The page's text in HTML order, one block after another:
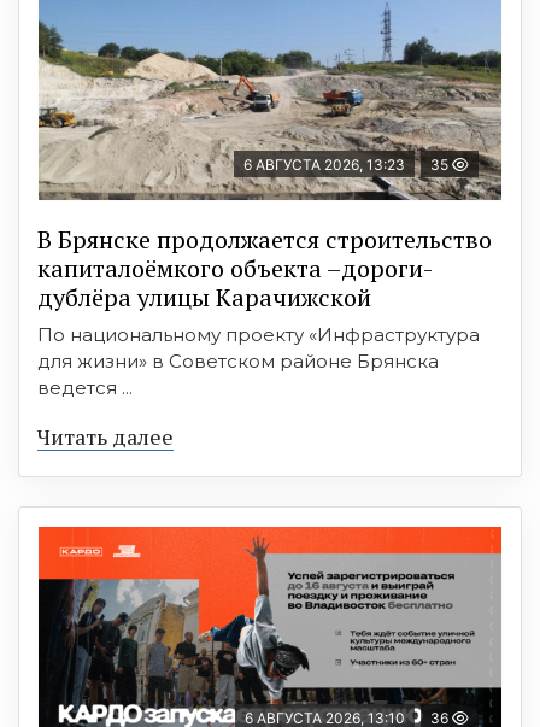
6 АВГУСТА 2026, 13:23 35
В Брянске продолжается строительство
капиталоёмкого объекта –дороги-
дублёра улицы Карачижской
По национальному проекту «Инфраструктура
для жизни» в Советском районе Брянска
ведется ...
Читать далее
6 АВГУСТА 2026, 13:10 36